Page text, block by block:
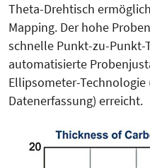
Theta-Drehtisch
Mapping. Der hohe
schnelle Punkt-zu-Punkt-
automatisierte
Ellipsometer-
Datenerfassung) erreicht.